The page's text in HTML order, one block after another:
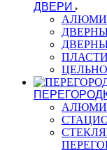
ДВЕРИ